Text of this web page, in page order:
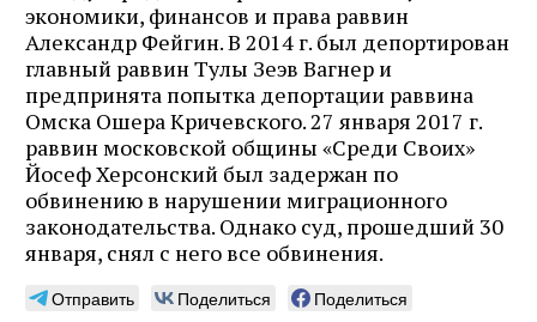
экономики, финансов и права раввин
Александр Фейгин. В 2014 г. был депортирован
главный раввин Тулы Зеэв Вагнер и
предпринята попытка депортации раввина
Омска Ошера Кричевского. 27 января 2017 г.
раввин московской общины «Среди Своих»
Йосеф Херсонский был задержан по
обвинению в нарушении миграционного
законодательства. Однако суд, прошедший 30
января, снял с него все обвинения.
Отправить Поделиться
Поделиться